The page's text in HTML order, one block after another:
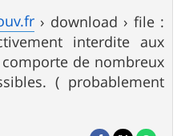
› download › file :
interdite aux
de nombreux
( probablement